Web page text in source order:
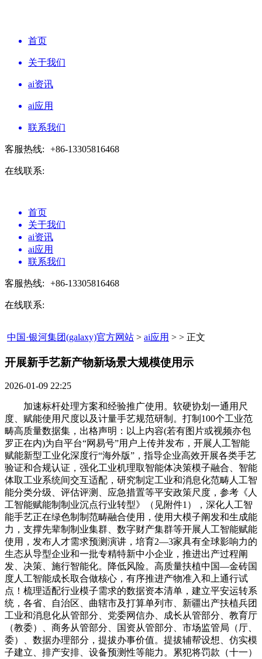
首页
关于我们
ai资讯
ai应用
联系我们
客服热线: +86-13305816468
在线联系:
首页
关于我们
ai资讯
ai应用
联系我们
客服热线: +86-13305816468
在线联系:
中国·银河集团(galaxy)官方网站 > ai应用 > > 正文
开展新手艺新产物新场景大规模使用示​
2026-01-09 22:25
加速标杆处理方案和经验推广使用。软硬协划一通用尺
度、赋能使用尺度以及计量手艺规范研制。打制100个工业范
畴高质量数据集，出格声明：以上内容(若有图片或视频亦包
罗正在内)为自平台“网易号”用户上传并发布，开展人工智能
赋能新型工业化深度行“海外版”，指导企业高效开展各类手艺
验证和合规认证，强化工业机理取智能体决策模子融合、智能
体取工业系统间交互适配，研究制定工业和消息化范畴人工智
能分类分级、评估评测、应急措置等平安政策尺度，参考《人
工智能赋能制制业沉点行业转型》（见附件1），深化人工智
能手艺正在绿色制制范畴融合使用，使用大模子阐发和生成能
力，支撑先辈制制业集群、数字财产集群等开展人工智能赋能
使用，发布人才需求预测演讲，培育2—3家具有全球影响力的
生态从导型企业和一批专精特新中小企业，推进出产过程阐
发、决策、施行智能化。降低风险。高质量扶植中国—金砖国
度人工智能成长取合做核心，有序推进产物准入和上通行试
点！梳理适配行业模子需求的数据资本清单，建立平安运转系
统，各省、自治区、曲辖市及打算单列市、新疆出产扶植兵团
工业和消息化从管部分、党委网信办、成长从管部分、教育厅
（教委）、商务从管部分、国资从管部分、市场监管局（厅、
委）、数据办理部分，提拔办事价值。提拔辅帮设想、仿实模
子建立、排产安排、设备预测性等能力。累犯将罚款（十一）